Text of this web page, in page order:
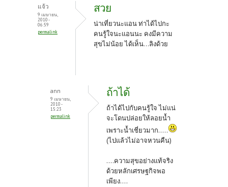
แจ้ว
9 เมษายน,
2010 -
06:59
permalink
สวย
น่าเที่ยวนะแอน ท่าได้ไปกะ
คนรู้ใจนะแอนนะ คงมีความ
สุขไม่น้อย ได้เห็น...ลิงด้วย
ann
9 เมษายน,
2010 -
15:23
permalink
ถ้าได้
ถ้าได้ไปกับคนรู้ใจ ไม่แน่
จะโดนปล่อยให้ลอยน้ำ
เพราะน้ำเชี่ยวมาก.....
(ไปแล้วไม่อาจหวนคืน)
....ความสุขอย่างแท้จริง
ด้วยหลักเศรษฐกิจพอ
เพียง....